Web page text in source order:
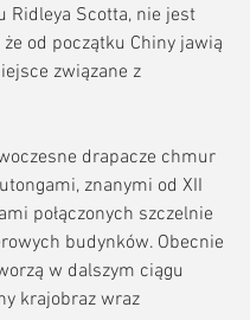
Ridleya Scotta, nie jest
od początku Chiny jawią
związane z
drapacze chmur
znanymi od XII
połączonych szczelnie
budynków. Obecnie
w dalszym ciągu
krajobraz wraz